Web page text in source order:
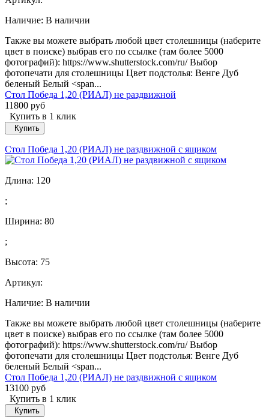
Наличие: В наличии
Также вы можете выбрать любой цвет столешницы (наберите
цвет в поиске) выбрав его по ссылке (там более 5000
фотографий): https://www.shutterstock.com/ru/ Выбор
фотопечати для столешницы Цвет подстолья: Венге Дуб
беленый Белый <span...
Стол Победа 1,20 (РИАЛ) не раздвижной
11800 руб
Купить в 1 клик
Купить
Стол Победа 1,20 (РИАЛ) не раздвижной с ящиком
Длина: 120
;
Ширина: 80
;
Высота: 75
Артикул:
Наличие: В наличии
Также вы можете выбрать любой цвет столешницы (наберите
цвет в поиске) выбрав его по ссылке (там более 5000
фотографий): https://www.shutterstock.com/ru/ Выбор
фотопечати для столешницы Цвет подстолья: Венге Дуб
беленый Белый <span...
Стол Победа 1,20 (РИАЛ) не раздвижной с ящиком
13100 руб
Купить в 1 клик
Купить